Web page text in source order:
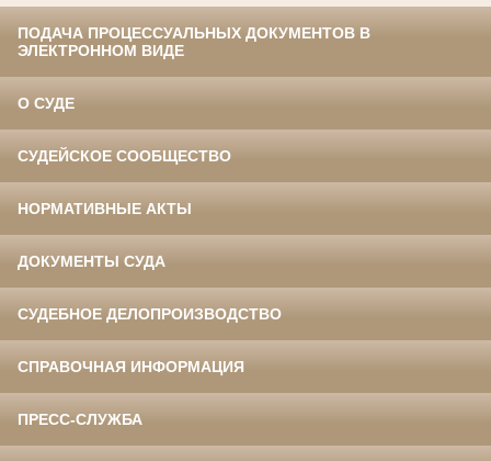
ПОДАЧА ПРОЦЕССУАЛЬНЫХ ДОКУМЕНТОВ В
ЭЛЕКТРОННОМ ВИДЕ
О СУДЕ
СУДЕЙСКОЕ СООБЩЕСТВО
НОРМАТИВНЫЕ АКТЫ
ДОКУМЕНТЫ СУДА
СУДЕБНОЕ ДЕЛОПРОИЗВОДСТВО
СПРАВОЧНАЯ ИНФОРМАЦИЯ
ПРЕСС-СЛУЖБА